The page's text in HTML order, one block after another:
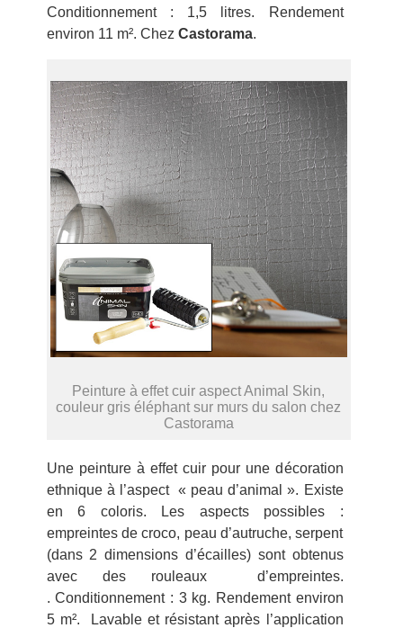
Conditionnement : 1,5 litres. Rendement
environ 11 m². Chez Castorama.
Peinture à effet cuir aspect Animal Skin,
couleur gris éléphant sur murs du salon chez
Castorama
Une peinture à effet cuir pour une décoration
ethnique à l’aspect « peau d’animal ». Existe
en 6 coloris. Les aspects possibles :
empreintes de croco, peau d’autruche, serpent
(dans 2 dimensions d’écailles) sont obtenus
avec des rouleaux d’empreintes.
. Conditionnement : 3 kg. Rendement environ
5 m². Lavable et résistant après l’application